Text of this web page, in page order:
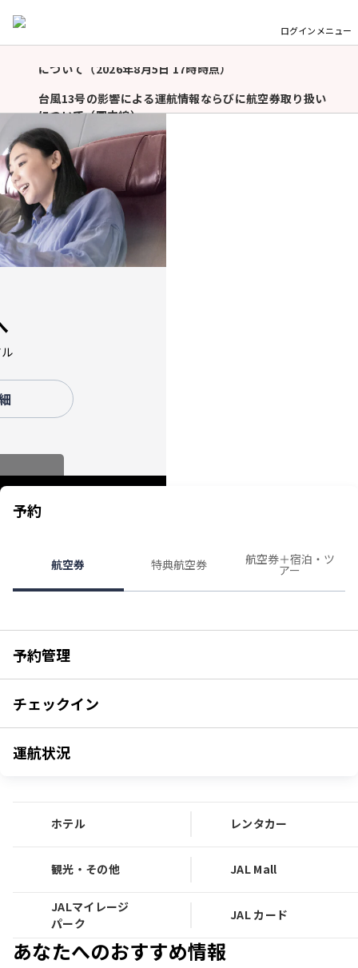
ログイン メニュー
お
ら
せ
について（国内線）
羽田空港国内線「北側サテライト」利用開始（2026年9
月1日予定）および手荷物お預け締切時刻の厳格化
（2026年9月1日〜）について
東京（羽田）－ドーハ線の運航について
モバイルバッテリーの機内持ち込み個数および充電に関
するルール変更についてのお願い（2026年4月24日以
降）
令和8年熊本地震に伴う航空券の取り扱いおよび臨時便
（2026年9月1日〜）について
東京（羽田）－ドーハ線の運航について
モバイルバッテリーの機内持ち込み個数および充電に関
降）
予約
航空券 特典航空券 航空券＋宿泊・ツ
アー
予約管理
チェックイン
運航状況
ホテル レンタカー
観光・その他 JAL Mall
JALマイレージ
パーク
JAL カード
あなたへのおすすめ情報